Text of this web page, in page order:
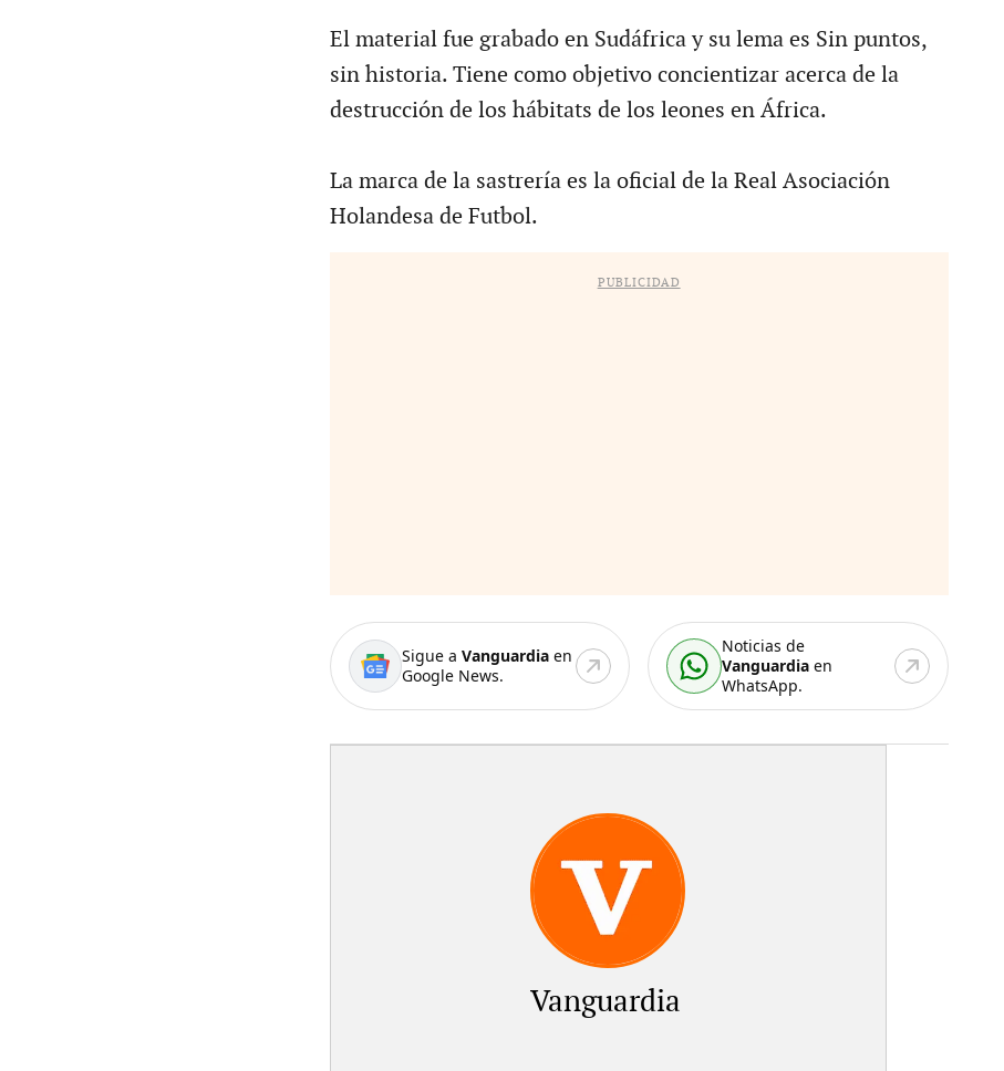
El material fue grabado en Sudáfrica y su lema es Sin puntos,
sin historia. Tiene como objetivo concientizar acerca de la
destrucción de los hábitats de los leones en África.
La marca de la sastrería es la oficial de la Real Asociación
Holandesa de Futbol.
PUBLICIDAD
Sigue a Vanguardiaen
Google News.
Noticias de
Vanguardia en
WhatsApp.
Vanguardia